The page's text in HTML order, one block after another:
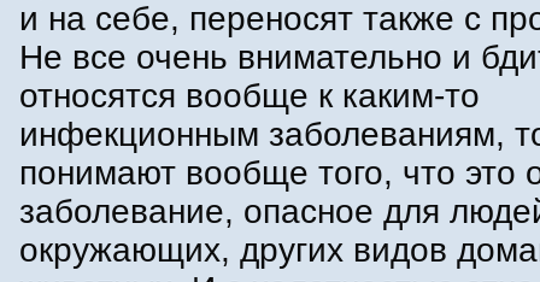
и на себе, переносят также с
Не все очень внимательно и
относятся вообще к каким-то
инфекционным заболеваниям,
понимают вообще того, что это
заболевание, опасное для
окружающих, других видов